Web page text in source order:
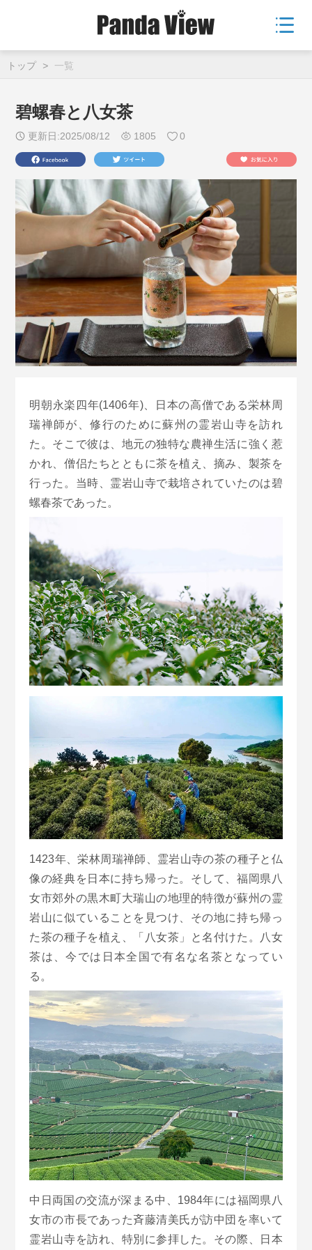
トップ > 一覧
碧螺春と八女茶
更新日:2025/08/12 1805 0
明朝永楽四年(1406年)、日本の高僧である栄林周
瑞禅師が、修行のために蘇州の霊岩山寺を訪れ
た。そこで彼は、地元の独特な農禅生活に強く惹
かれ、僧侣たちとともに茶を植え、摘み、製茶を
行った。当時、霊岩山寺で栽培されていたのは碧
螺春茶であった。
1423年、栄林周瑞禅師、霊岩山寺の茶の種子と仏
像の経典を日本に持ち帰った。そして、福岡県八
女市郊外の黒木町大瑞山の地理的特徴が蘇州の霊
岩山に似ていることを見つけ、その地に持ち帰っ
た茶の種子を植え、「八女茶」と名付けた。八女
茶は、今では日本全国で有名な名茶となってい
る。
中日両国の交流が深まる中、1984年には福岡県八
女市の市長であった斉藤清美氏が訪中団を率いて
霊岩山寺を訪れ、特別に参拝した。その際、日本